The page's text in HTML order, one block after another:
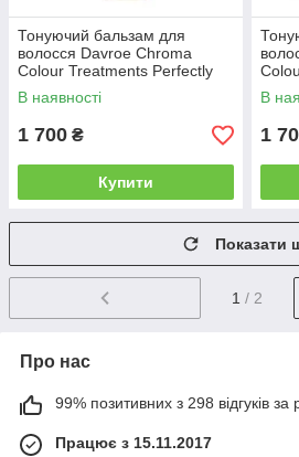
Тонуючий бальзам для
волосся Davroe Chroma
Colour Treatments Perfectly
Nude, 200 мл (3589)
В наявності
1 700 ₴
Купити
В
1
Показати
1 / 2
Про нас
99% позитивних з 298 відгуків за
Працює з 15.11.2017